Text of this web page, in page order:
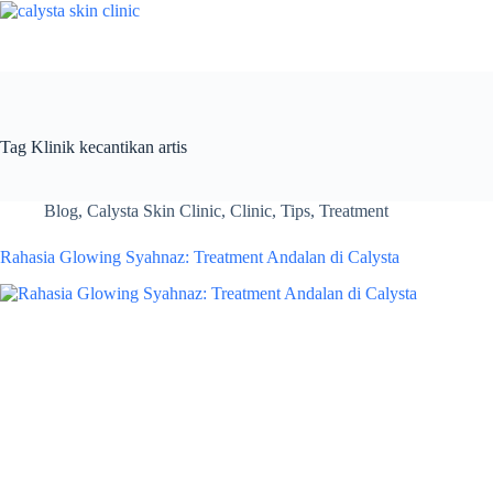
Skip
Tag Klinik kecantikan artis
Blog, Calysta Skin Clinic, Clinic, Tips, Treatment
Rahasia Glowing Syahnaz: Treatment Andalan di Calysta